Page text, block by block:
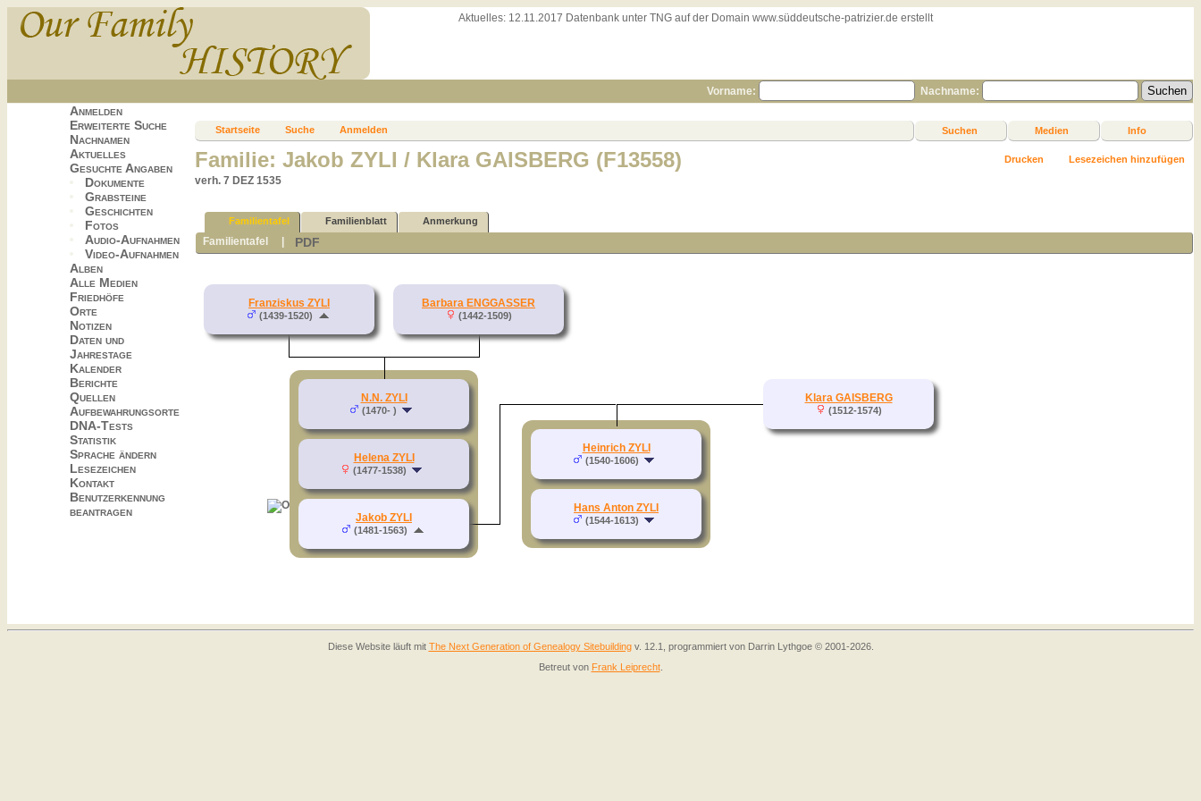
Aktuelles: 12.11.2017 Datenbank unter TNG auf der Domain www.süddeutsche-patrizier.de erstellt
Vorname: Nachname:
Anmelden
Erweiterte Suche
Nachnamen
Aktuelles
Gesuchte Angaben
Dokumente
Grabsteine
Geschichten
Fotos
Audio-Aufnahmen
Video-Aufnahmen
Alben
Alle Medien
Friedhöfe
Orte
Notizen
Daten und
Jahrestage
Kalender
Berichte
Quellen
Aufbewahrungsorte
DNA-Tests
Statistik
Sprache ändern
Lesezeichen
Kontakt
Benutzerkennung
beantragen
Startseite Suche Anmelden Suchen Medien Info
Drucken Lesezeichen hinzufügen
Familie: Jakob ZYLI / Klara GAISBERG (F13558)
verh. 7 DEZ 1535
Familientafel Familienblatt Anmerkung
Familientafel PDF
Franziskus ZYLI
(1439-1520)
Barbara ENGGASSER
(1442-1509)
N.N. ZYLI
(1470- )
Helena ZYLI
(1477-1538)
Jakob ZYLI
(1481-1563)
Klara GAISBERG
(1512-1574)
Heinrich ZYLI
(1540-1606)
Hans Anton ZYLI
(1544-1613)
Diese Website läuft mit The Next Generation of Genealogy Sitebuildingv. 12.1, programmiert von Darrin Lythgoe © 2001-2026.
Betreut von Frank Leiprecht.